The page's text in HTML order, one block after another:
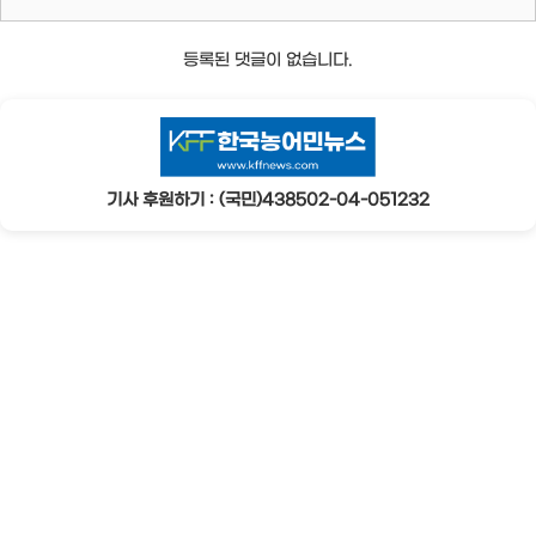
등록된 댓글이 없습니다.
기사 후원하기 : (국민)438502-04-051232